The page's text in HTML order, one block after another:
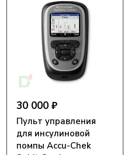
30 000 ₽
Пульт управления
для инсулиновой
помпы Accu-Chek